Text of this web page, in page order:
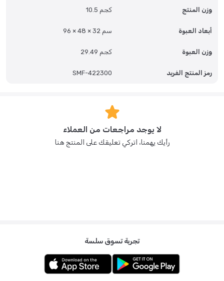
وزن المنتج 10.5 كجم
أبعاد العبوة 96 × 48 × 32 سم
وزن العبوة 29.49 كجم
رمز المنتج الفريد SMF-422300
لا يوجد مراجعات من العملاء
رأيك يهمنا، اتركي تعليقك على المنتج هنا
تجربة تسوق سلسة